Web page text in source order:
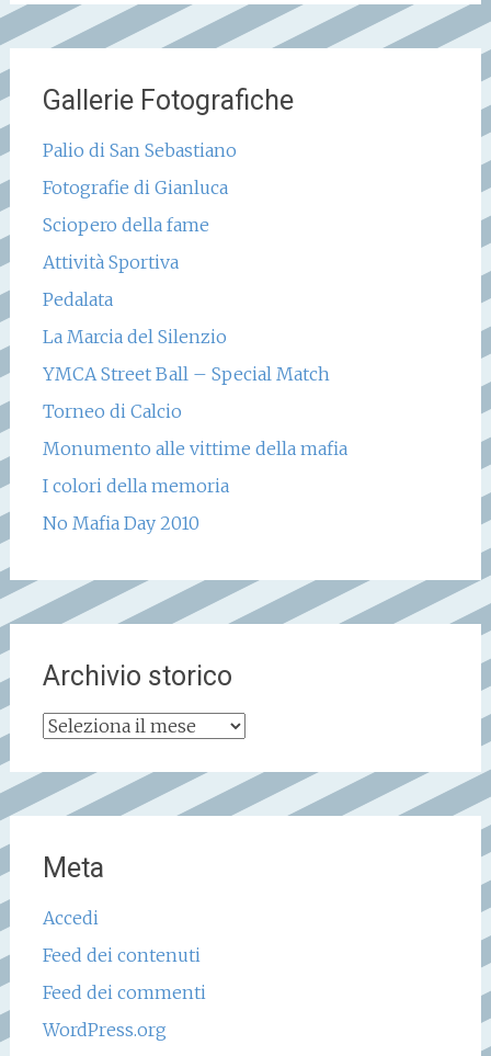
Gallerie Fotografiche
Palio di San Sebastiano
Fotografie di Gianluca
Sciopero della fame
Attività Sportiva
Pedalata
La Marcia del Silenzio
YMCA Street Ball – Special Match
Torneo di Calcio
Monumento alle vittime della mafia
I colori della memoria
No Mafia Day 2010
Archivio storico
Archivio
Meta
Accedi
Feed dei contenuti
Feed dei commenti
WordPress.org